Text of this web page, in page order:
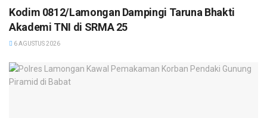
Kodim 0812/Lamongan Dampingi Taruna Bhakti
Akademi TNI di SRMA 25
6 AGUSTUS 2026